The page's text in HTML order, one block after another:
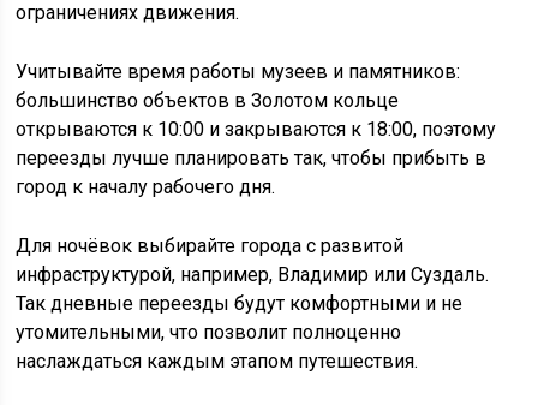
ограничениях движения.
Учитывайте время работы музеев и памятников:
большинство объектов в Золотом кольце
открываются к 10:00 и закрываются к 18:00, поэтому
переезды лучше планировать так, чтобы прибыть в
город к началу рабочего дня.
Для ночёвок выбирайте города с развитой
инфраструктурой, например, Владимир или Суздаль.
Так дневные переезды будут комфортными и не
утомительными, что позволит полноценно
наслаждаться каждым этапом путешествия.